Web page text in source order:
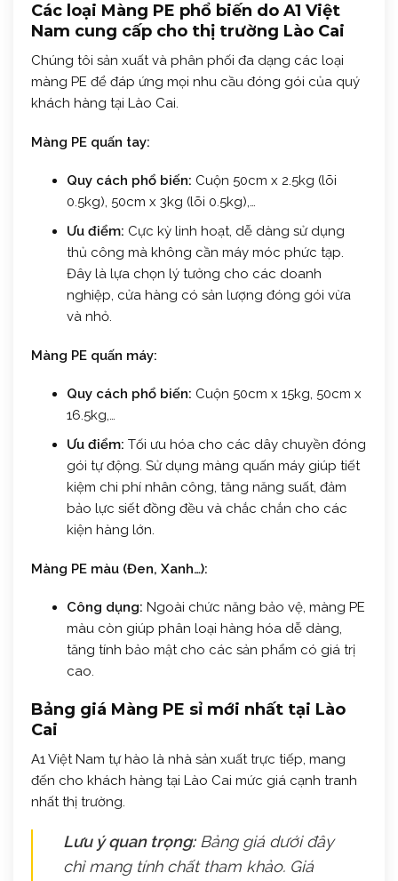
Các loại Màng PE phổ biến do A1 Việt
Nam cung cấp cho thị trường Lào Cai
Chúng tôi sản xuất và phân phối đa dạng các loại
màng PE để đáp ứng mọi nhu cầu đóng gói của quý
khách hàng tại Lào Cai.
Màng PE quấn tay:
Quy cách phổ biến: Cuộn 50cm x 2.5kg (lõi
0.5kg), 50cm x 3kg (lõi 0.5kg),…
Ưu điểm: Cực kỳ linh hoạt, dễ dàng sử dụng
thủ công mà không cần máy móc phức tạp.
Đây là lựa chọn lý tưởng cho các doanh
nghiệp, cửa hàng có sản lượng đóng gói vừa
và nhỏ.
Màng PE quấn máy:
Quy cách phổ biến: Cuộn 50cm x 15kg, 50cm x
16.5kg,…
Ưu điểm: Tối ưu hóa cho các dây chuyền đóng
gói tự động. Sử dụng màng quấn máy giúp tiết
kiệm chi phí nhân công, tăng năng suất, đảm
bảo lực siết đồng đều và chắc chắn cho các
kiện hàng lớn.
Màng PE màu (Đen, Xanh…):
Công dụng: Ngoài chức năng bảo vệ, màng PE
màu còn giúp phân loại hàng hóa dễ dàng,
tăng tính bảo mật cho các sản phẩm có giá trị
cao.
Bảng giá Màng PE sỉ mới nhất tại Lào
Cai
A1 Việt Nam tự hào là nhà sản xuất trực tiếp, mang
đến cho khách hàng tại Lào Cai mức giá cạnh tranh
nhất thị trường.
Lưu ý quan trọng:Bảng giá dưới đây
chỉ mang tính chất tham khảo. Giá